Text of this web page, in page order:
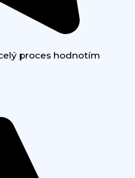
proces hodnotím